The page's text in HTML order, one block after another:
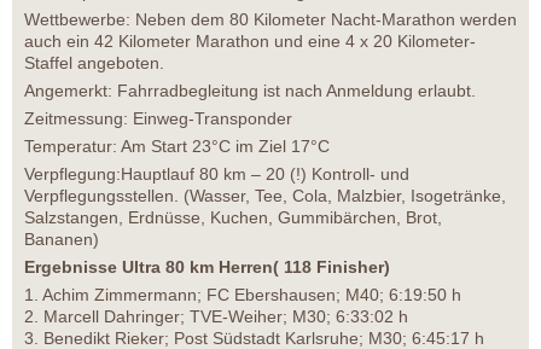
Wettbewerbe: Neben dem 80 Kilometer Nacht-Marathon werden
auch ein 42 Kilometer Marathon und eine 4 x 20 Kilometer-
Staffel angeboten.
Angemerkt: Fahrradbegleitung ist nach Anmeldung erlaubt.
Zeitmessung: Einweg-Transponder
Temperatur: Am Start 23°C im Ziel 17°C
Verpflegung:Hauptlauf 80 km – 20 (!) Kontroll- und
Verpflegungsstellen. (Wasser, Tee, Cola, Malzbier, Isogetränke,
Salzstangen, Erdnüsse, Kuchen, Gummibärchen, Brot,
Bananen)
Ergebnisse Ultra 80 km Herren( 118 Finisher)
1. Achim Zimmermann; FC Ebershausen; M40; 6:19:50 h
2. Marcell Dahringer; TVE-Weiher; M30; 6:33:02 h
3. Benedikt Rieker; Post Südstadt Karlsruhe; M30; 6:45:17 h